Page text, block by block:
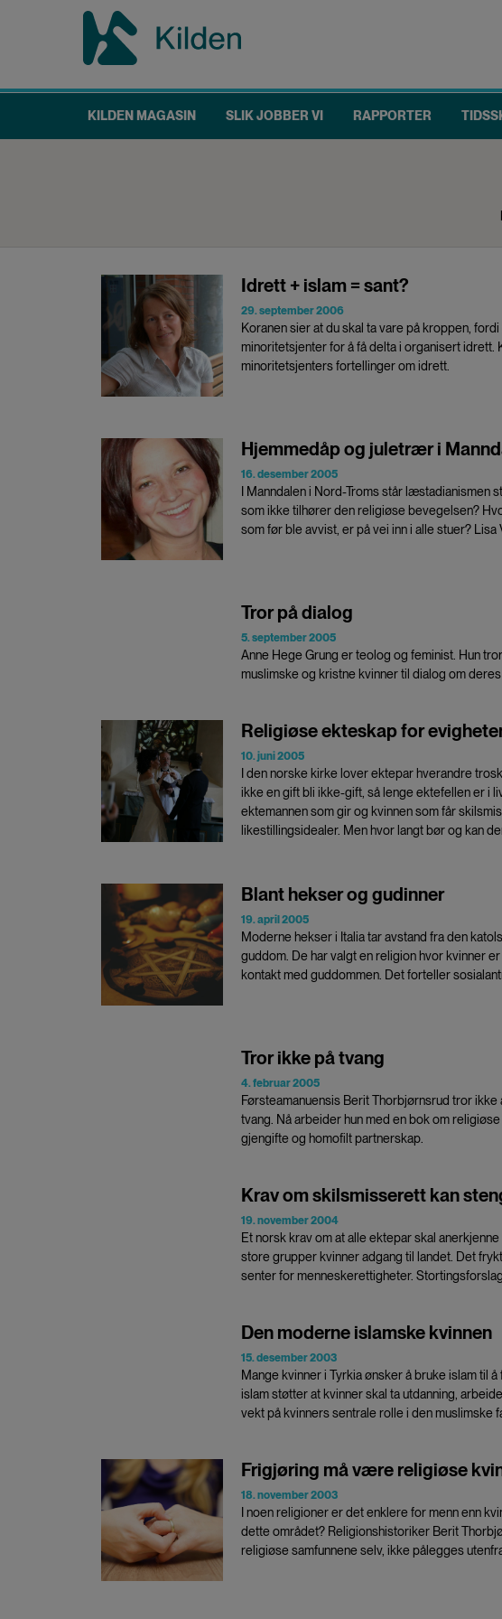
Main
KILDEN MAGASIN SLIK JOBBER VI RAPPORTER
Idrett + islam = sant?
29. september 2006
Koranen sier at du skal ta vare på kroppen,
minoritetsjenter for å få delta i organisert idrett.
minoritetsjenters fortellinger om idrett.
Hjemmedåp og juletrær i
16. desember 2005
I Manndalen i Nord-Troms står læstadianismen
som ikke tilhører den religiøse bevegelsen?
som før ble avvist, er på vei inn i alle stuer?
Tror på dialog
5. september 2005
Anne Hege Grung er teolog og feminist. Hun
muslimske og kristne kvinner til dialog om
Religiøse ekteskap for
10. juni 2005
I den norske kirke lover ektepar hverandre
ikke en gift bli ikke-gift, så lenge ektefellen er i
ektemannen som gir og kvinnen som får
likestillingsidealer. Men hvor langt bør og kan
Blant hekser og gudinner
19. april 2005
Moderne hekser i Italia tar avstand fra den
guddom. De har valgt en religion hvor kvinner
kontakt med guddommen. Det forteller
Tror ikke på tvang
4. februar 2005
Førsteamanuensis Berit Thorbjørnsrud tror
tvang. Nå arbeider hun med en bok om
gjengifte og homofilt partnerskap.
Krav om skilsmisserett kan
19. november 2004
Et norsk krav om at alle ektepar skal
store grupper kvinner adgang til landet. Det
senter for menneskerettigheter.
Den moderne islamske kvinnen
15. desember 2003
Mange kvinner i Tyrkia ønsker å bruke islam til
islam støtter at kvinner skal ta utdanning,
vekt på kvinners sentrale rolle i den muslimske
Frigjøring må være religiøse
18. november 2003
I noen religioner er det enklere for menn enn
dette området? Religionshistoriker Berit
religiøse samfunnene selv, ikke pålegges